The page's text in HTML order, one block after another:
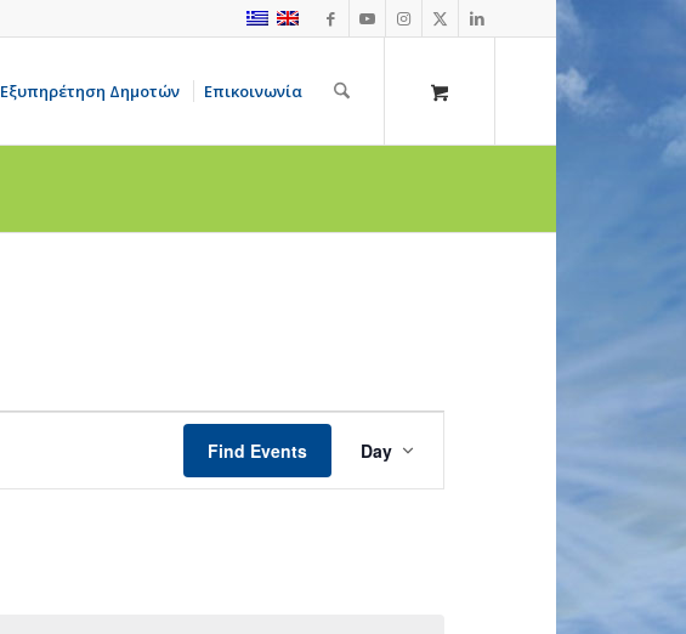
Εξυπηρέτηση Δημοτών Επικοινωνία
Find Events
Views
Day